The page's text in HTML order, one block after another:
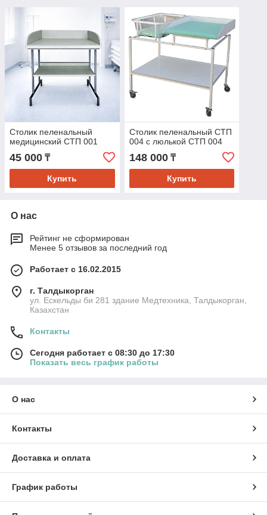
Столик пеленальный
медицинский СТП 001
45 000 ₸
Купить
Столик пеленальный СТП
004 с люлькой СТП 004
148 000₸
Купить
О нас
Рейтинг не сформирован
Менее 5 отзывов за последний год
Работает с 16.02.2015
г. Талдыкорган
ул. Ескельды би 281 здание Медтехника, Талдыкорган,
Казахстан
Контакты
Сегодня работает с 08:30 до 17:30
Показать весь график работы
О нас
Контакты
Доставка и оплата
График работы